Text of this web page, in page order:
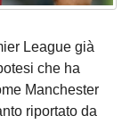
League già
che ha
Manchester
riportato da